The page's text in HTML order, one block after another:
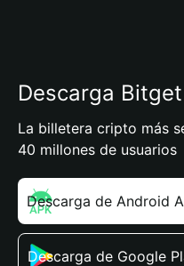
Descarga
La billetera cripto más
40 millones de usuarios
Descarga de Android
Descarga de Google